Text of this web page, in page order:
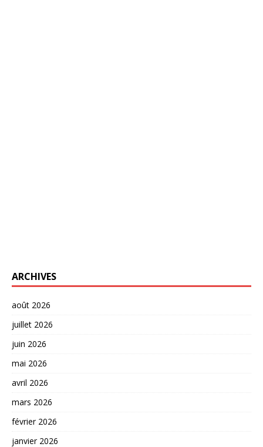
ARCHIVES
août 2026
juillet 2026
juin 2026
mai 2026
avril 2026
mars 2026
février 2026
janvier 2026